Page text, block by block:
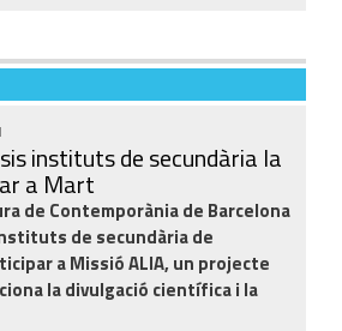
sis instituts de secundària la
a Mart
de Contemporània de Barcelona
de secundària de
a Missió ALIA, un projecte
la divulgació científica i la